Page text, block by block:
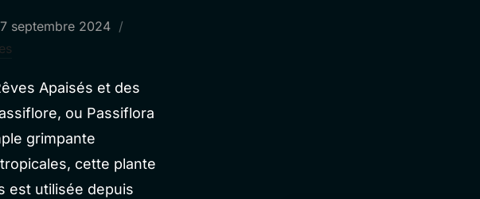
septembre 2024
Apaisés et des
ou Passiflora
grimpante
cette plante
est utilisée depuis